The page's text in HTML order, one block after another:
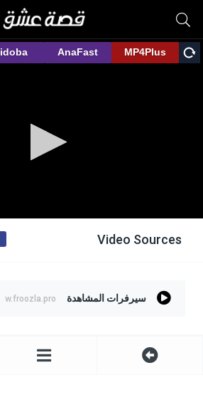
Video Sources
سيرفرات المشاهدة w.froozla.pro